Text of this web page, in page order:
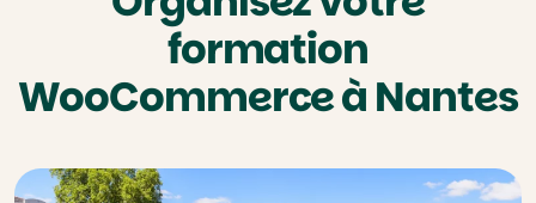
formation
WooCommerce à Nantes